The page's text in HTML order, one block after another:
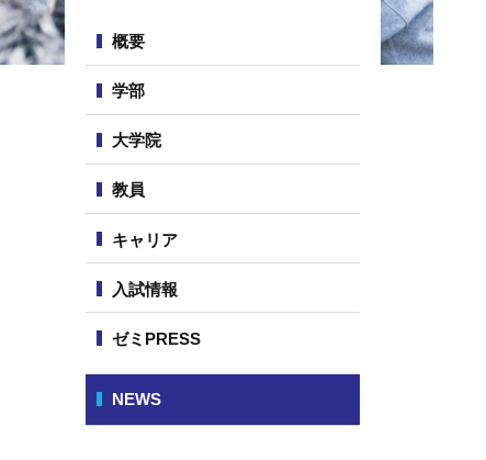
概要
学部
大学院
教員
キャリア
入試情報
ゼミPRESS
NEWS